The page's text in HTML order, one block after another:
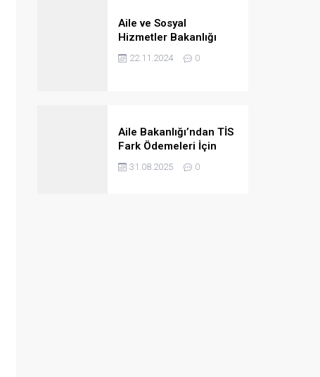
Aile ve Sosyal
Hizmetler Bakanlığı
2024/4B Personel
Ataması Taban
22.11.2024 0
Aile Bakanlığı’ndan TİS
Fark Ödemeleri İçin
Kurumlara Önemli Uyarı
31.08.2025 0